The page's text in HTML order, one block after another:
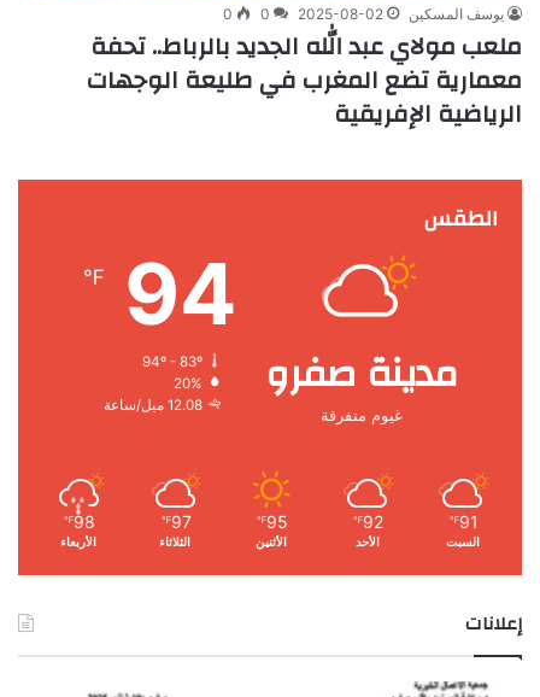
يوسف المسكين 2025-08-02
0
0
ملعب مولاي عبد الله الجديد بالرباط.. تحفة
معمارية تضع المغرب في طليعة الوجهات
الرياضية الإفريقية
الطقس
مدينة صفرو
غيوم متفرقة
94
℉
94º - 83º
20%
12.08 ميل/ساعة
91
℉
السبت
92
℉
الأحد
95
℉
الأثنين
97
℉
الثلاثاء
98
℉
الأربعاء
إعلانات